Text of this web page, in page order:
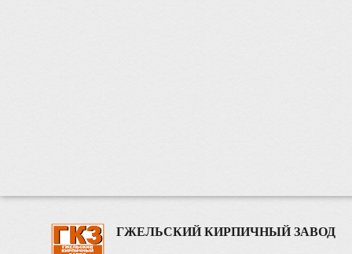
ГЖЕЛЬСКИЙ КИРПИЧНЫЙ ЗАВОД